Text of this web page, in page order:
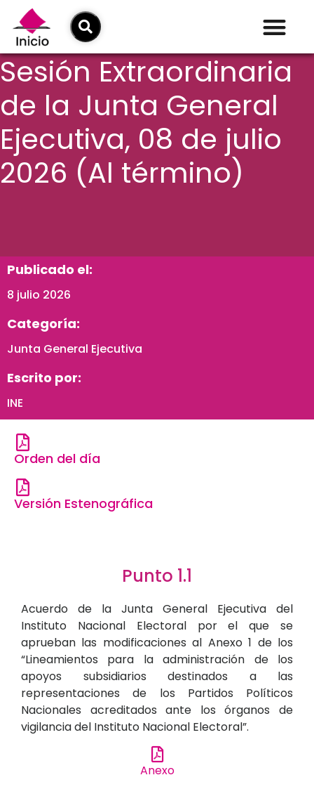
Sesión Extraordinaria
de la Junta General
Ejecutiva, 08 de julio
2026 (Al término)
Publicado el:
8 julio 2026
Categoría:
Junta General Ejecutiva
Escrito por:
INE
Orden del día
Versión Estenográfica
Punto 1.1
Acuerdo de la Junta General Ejecutiva del
Instituto Nacional Electoral por el que se
aprueban las modificaciones al Anexo 1 de los
“Lineamientos para la administración de los
apoyos subsidiarios destinados a las
representaciones de los Partidos Políticos
Nacionales acreditados ante los órganos de
vigilancia del Instituto Nacional Electoral”.
Anexo